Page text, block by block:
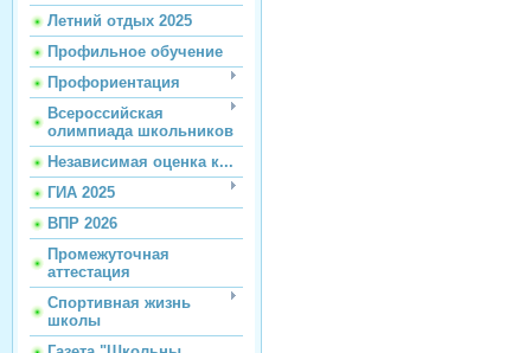
Летний отдых 2025
Профильное обучение
Профориентация
Всероссийская
олимпиада школьников
Независимая оценка к...
ГИА 2025
ВПР 2026
Промежуточная
аттестация
Спортивная жизнь
школы